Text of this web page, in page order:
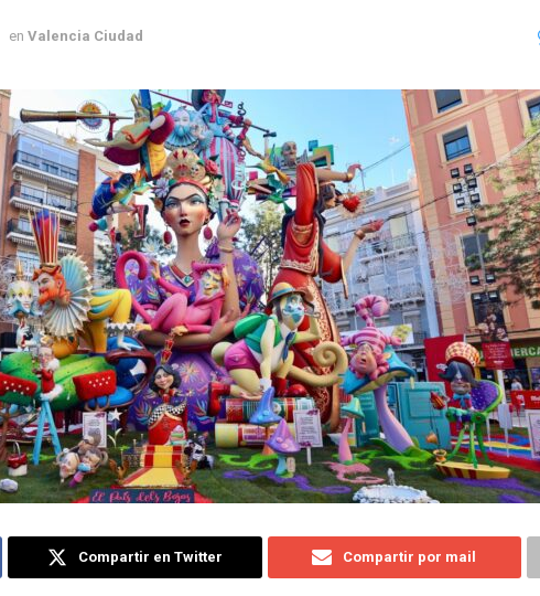
en Valencia Ciudad
Compartir en Twitter Compartir por mail